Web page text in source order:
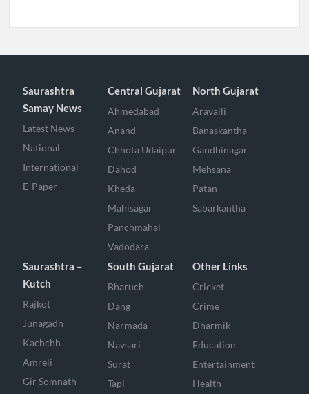
Saurashtra
Samay News
Latest News
National
International
E-Paper
Central Gujarat
Ahmedabad
Anand
Chhota Udaipur
Dahod
Kheda
Mahisagar
Panchmahal
Vadodara
North Gujarat
Aravalli
Banaskantha
Gandhinagar
Mehsana
Patan
Sabarkantha
Saurashtra –
Kutch
Rajkot
Junagadh
Kachchh
Amreli
Gir Somnath
South Gujarat
Bharuch
Dang
Narmada
Navsari
Surat
Tapi
Other Links
Cricket
Crime
Dharmik
Education
Entertainment
Health